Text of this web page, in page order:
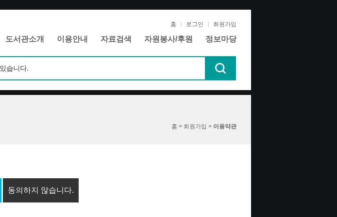
홈 로그인 회원가입
도서관소개 이용안내 자료검색 자원봉사/후원 정보마당
홈 > 회원가입 > 이용약관